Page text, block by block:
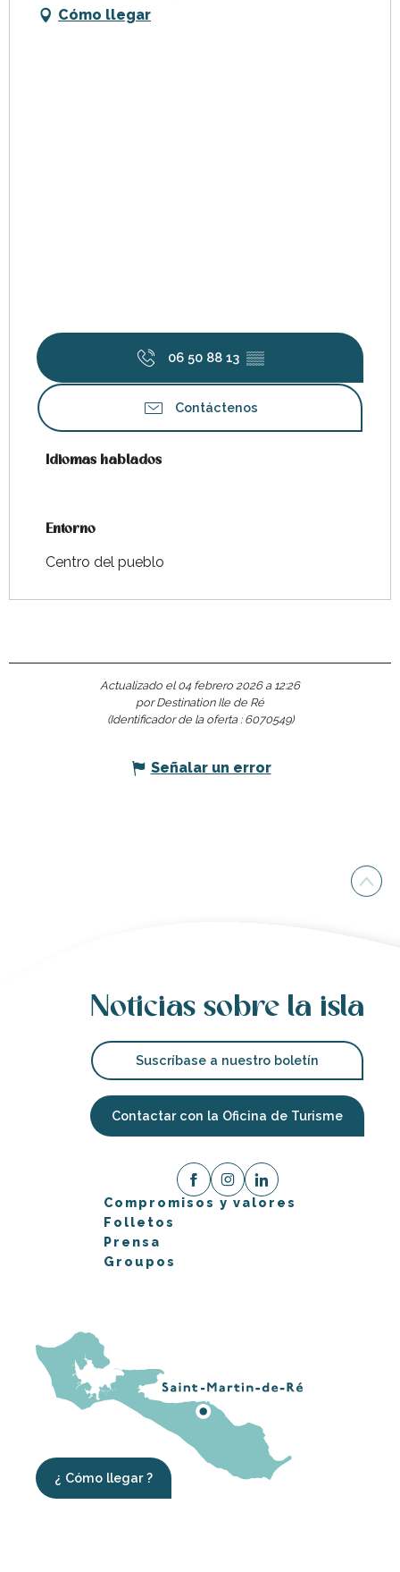
Cómo llegar
06 50 88 13 ▒▒
Contáctenos
Idiomas hablados
Idiomas hablados
Entorno
Entorno
Centro del pueblo
Actualizado el 04 febrero 2026 a 12:26
por Destination Ile de Ré
(Identificador de la oferta : 6070549)
Señalar un error
Noticias sobre la isla
Suscríbase a nuestro boletín
Contactar con la Oficina de Turisme
Compromisos y valores
Folletos
Prensa
Groupos
¿ Cómo llegar ?